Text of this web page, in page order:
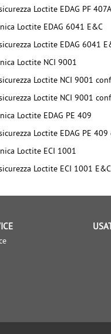
Loctite EDAG PF
Loctite EDAG 6041 E&C
Loctite EDAG 6041
Loctite NCI 9001
Loctite NCI 9001
Loctite NCI 9001
Loctite EDAG PE 409
Loctite EDAG PE 409
Loctite ECI 1001
Loctite ECI 1001